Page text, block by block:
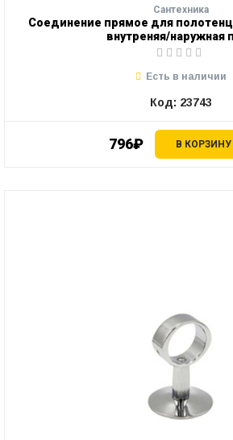
Сантехника
Соединение прямое для
внутреняя/наружная
796₽ В КОРЗИНУ
Есть в наличии
Код: 23743